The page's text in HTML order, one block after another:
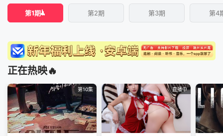
第1期 第2期 第3期 第4
正在热映🔥
第10集 直播中